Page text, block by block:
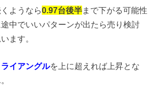
ようなら0.97台後半まで下がる可能性
中でいいパターンが出たら売り検討
ます。
イアングルを上に超えれば上昇とな